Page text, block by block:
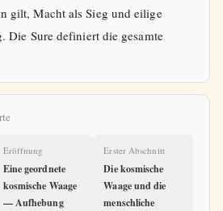
gilt, Macht als Sieg und eilige
Die Sure definiert die gesamte
Eröffnung
Eine geordnete
kosmische Waage
— Aufhebung
Erster Abschnitt
Die kosmische
Waage und die
menschliche